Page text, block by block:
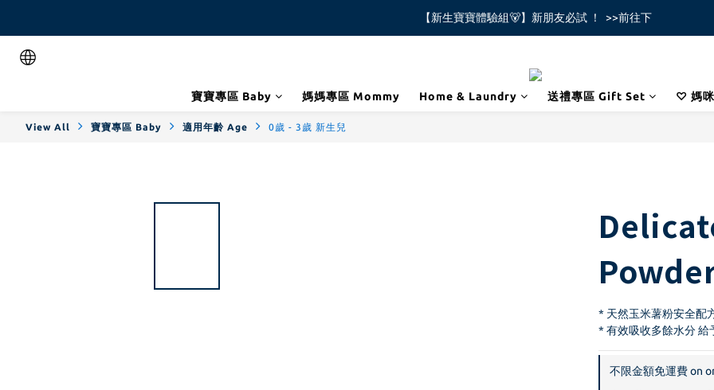
全館不限金額免運費🚚
【新生寶寶體驗組🐻】新朋友必試 ！  >>前往下
寶寶專區 Baby 媽媽專區 Mommy Home & Laundry 送禮專區 Gift Set ♡ 媽
View All 寶寶專區 Baby 適用年齡 Age 0歲 - 3歲 新生兒
* 天然玉米薯粉安全配
* 有效吸收多餘水分 給
不限金額免運費 on